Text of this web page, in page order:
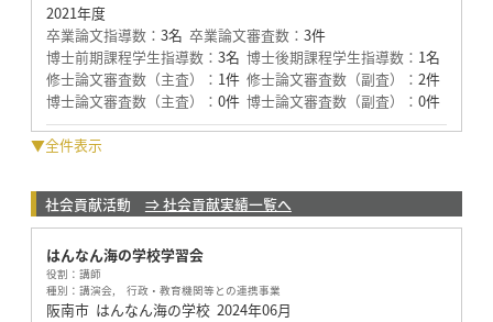
2021年度
卒業論文指導数： 3名 卒業論文審査数： 3件
博士前期課程学生指導数： 3名 博士後期課程学生指導数： 1名
修士論文審査数（主査）： 1件 修士論文審査数（副査）： 2件
博士論文審査数（主査）： 0件 博士論文審査数（副査）： 0件
▼全件表示
社会貢献活動 ⇒ 社会貢献実績一覧へ
はんなん海の学校学習会
役割： 講師
種別： 講演会, 行政・教育機関等との連携事業
阪南市 はんなん海の学校 2024年06月